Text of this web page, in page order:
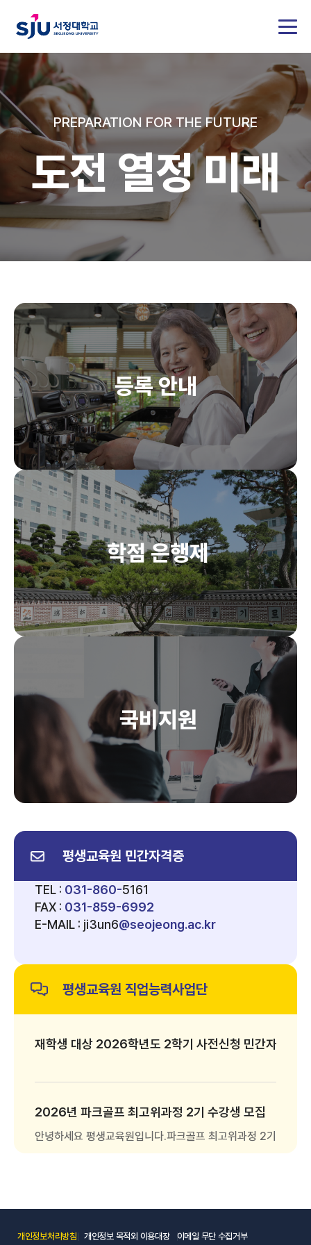
PREPARATION FOR THE FUTURE
도전 열정 미래
등록 안내
학점 은행제
국비지원
평생교육원 민간자격증
TEL : 031-860-5161
FAX : 031-859-6992
E-MAIL : ji3un6@seojeong.ac.kr
평생교육원 직업능력사업단
재학생 대상 2026학년도 2학기 사전신청 민간자격 과
2026년 파크골프 최고위과정 2기 수강생 모집
안녕하세요 평생교육원입니다.파크골프 최고위과정 2기 수
개인정보처리방침 개인정보 목적외 이용대장 이메일 무단 수집거부